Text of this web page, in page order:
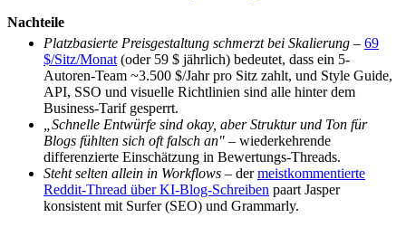
Nachteile
Platzbasierte Preisgestaltung schmerzt bei Skalierung – 69
$/Sitz/Monat (oder 59 $ jährlich) bedeutet, dass ein 5-
Autoren-Team ~3.500 $/Jahr pro Sitz zahlt, und Style Guide,
API, SSO und visuelle Richtlinien sind alle hinter dem
Business-Tarif gesperrt.
„Schnelle Entwürfe sind okay, aber Struktur und Ton für
Blogs fühlten sich oft falsch an" – wiederkehrende
differenzierte Einschätzung in Bewertungs-Threads.
Steht selten allein in Workflows – dermeistkommentierte
Reddit-Thread über KI-Blog-Schreiben paart Jasper
konsistent mit Surfer (SEO) und Grammarly.